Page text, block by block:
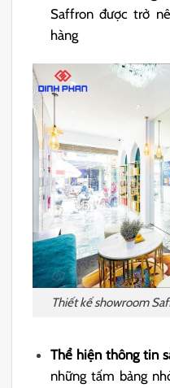
Saffron được trở
hàng
Thiết kế showroom
Thể hiện thông tin
những tấm bảng